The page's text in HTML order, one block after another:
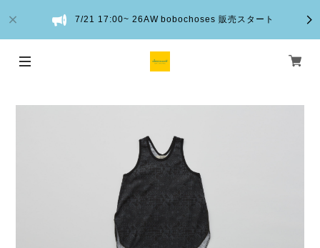
7/21 17:00~ 26AW bobochoses 販売スタート